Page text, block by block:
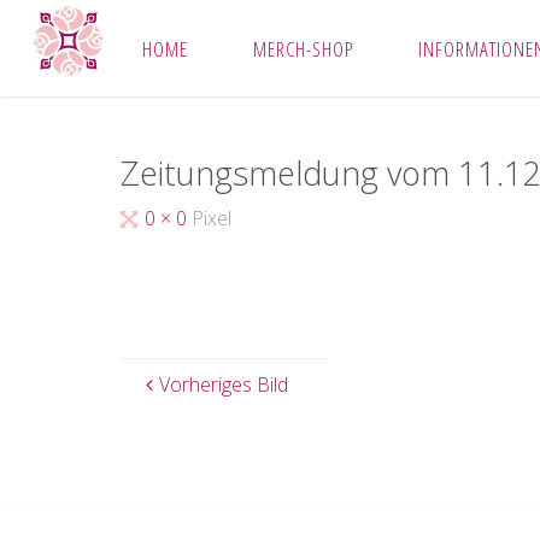
Inhalt
springen
HOME MERCH-SHOP
Zeitungsmeldung vom
Originalgröße
0 × 0 Pixel
Vorheriges Bild